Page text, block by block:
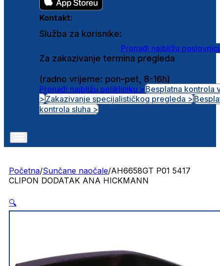
Kontakt:
Služba za korisnike:
Pronađi najbližu
Za zakazivanje termina pregleda
(radno vrijeme: pon-pet, 8-16h)
Pronađi najbližu polikliniku >Besplatna kontrola
>Zakazivanje specijalističkog pregleda >
kontrola sluha >
Početna/Sunčane naočale/AH6658GT P01 5417
CLIPON DODATAK ANA HICKMANN
🔍